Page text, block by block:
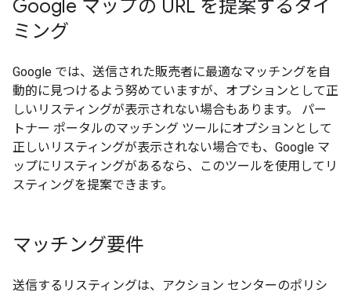
Google マップの URL を提案するタイ
ミング
Google では、送信された販売者に最適なマッチングを自
動的に見つけるよう努めていますが、オプションとして正
しいリスティングが表示されない場合もあります。 パー
トナー ポータルのマッチング ツールにオプションとして
正しいリスティングが表示されない場合でも、Google マ
ップにリスティングがあるなら、このツールを使用してリ
スティングを提案できます。
マッチング要件
送信するリスティングは、アクション センターのポリシ